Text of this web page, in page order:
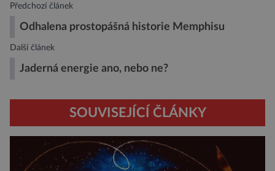
Předchozí článek
Odhalena prostopášná historie Memphisu
Další článek
Jaderná energie ano, nebo ne?
SOUVISEJÍCÍ ČLÁNKY